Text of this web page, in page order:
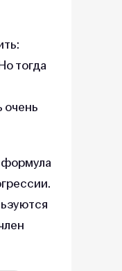
тогда
очень
формула